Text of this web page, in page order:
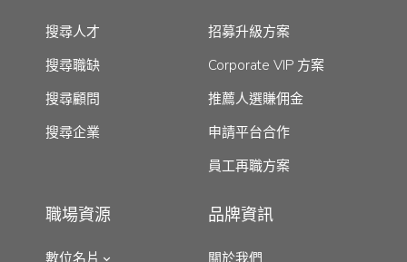
搜尋人才
搜尋職缺
搜尋顧問
搜尋企業
招募升級方案
Corporate VIP 方案
推薦人選賺佣金
申請平台合作
員工再職方案
職場資源
數位名片
品牌資訊
關於我們